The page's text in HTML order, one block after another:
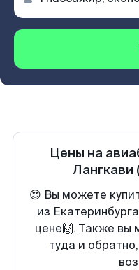
Цены на
Лангкави
😍 Вы можете
из
цене🙌. Также вы
туда и